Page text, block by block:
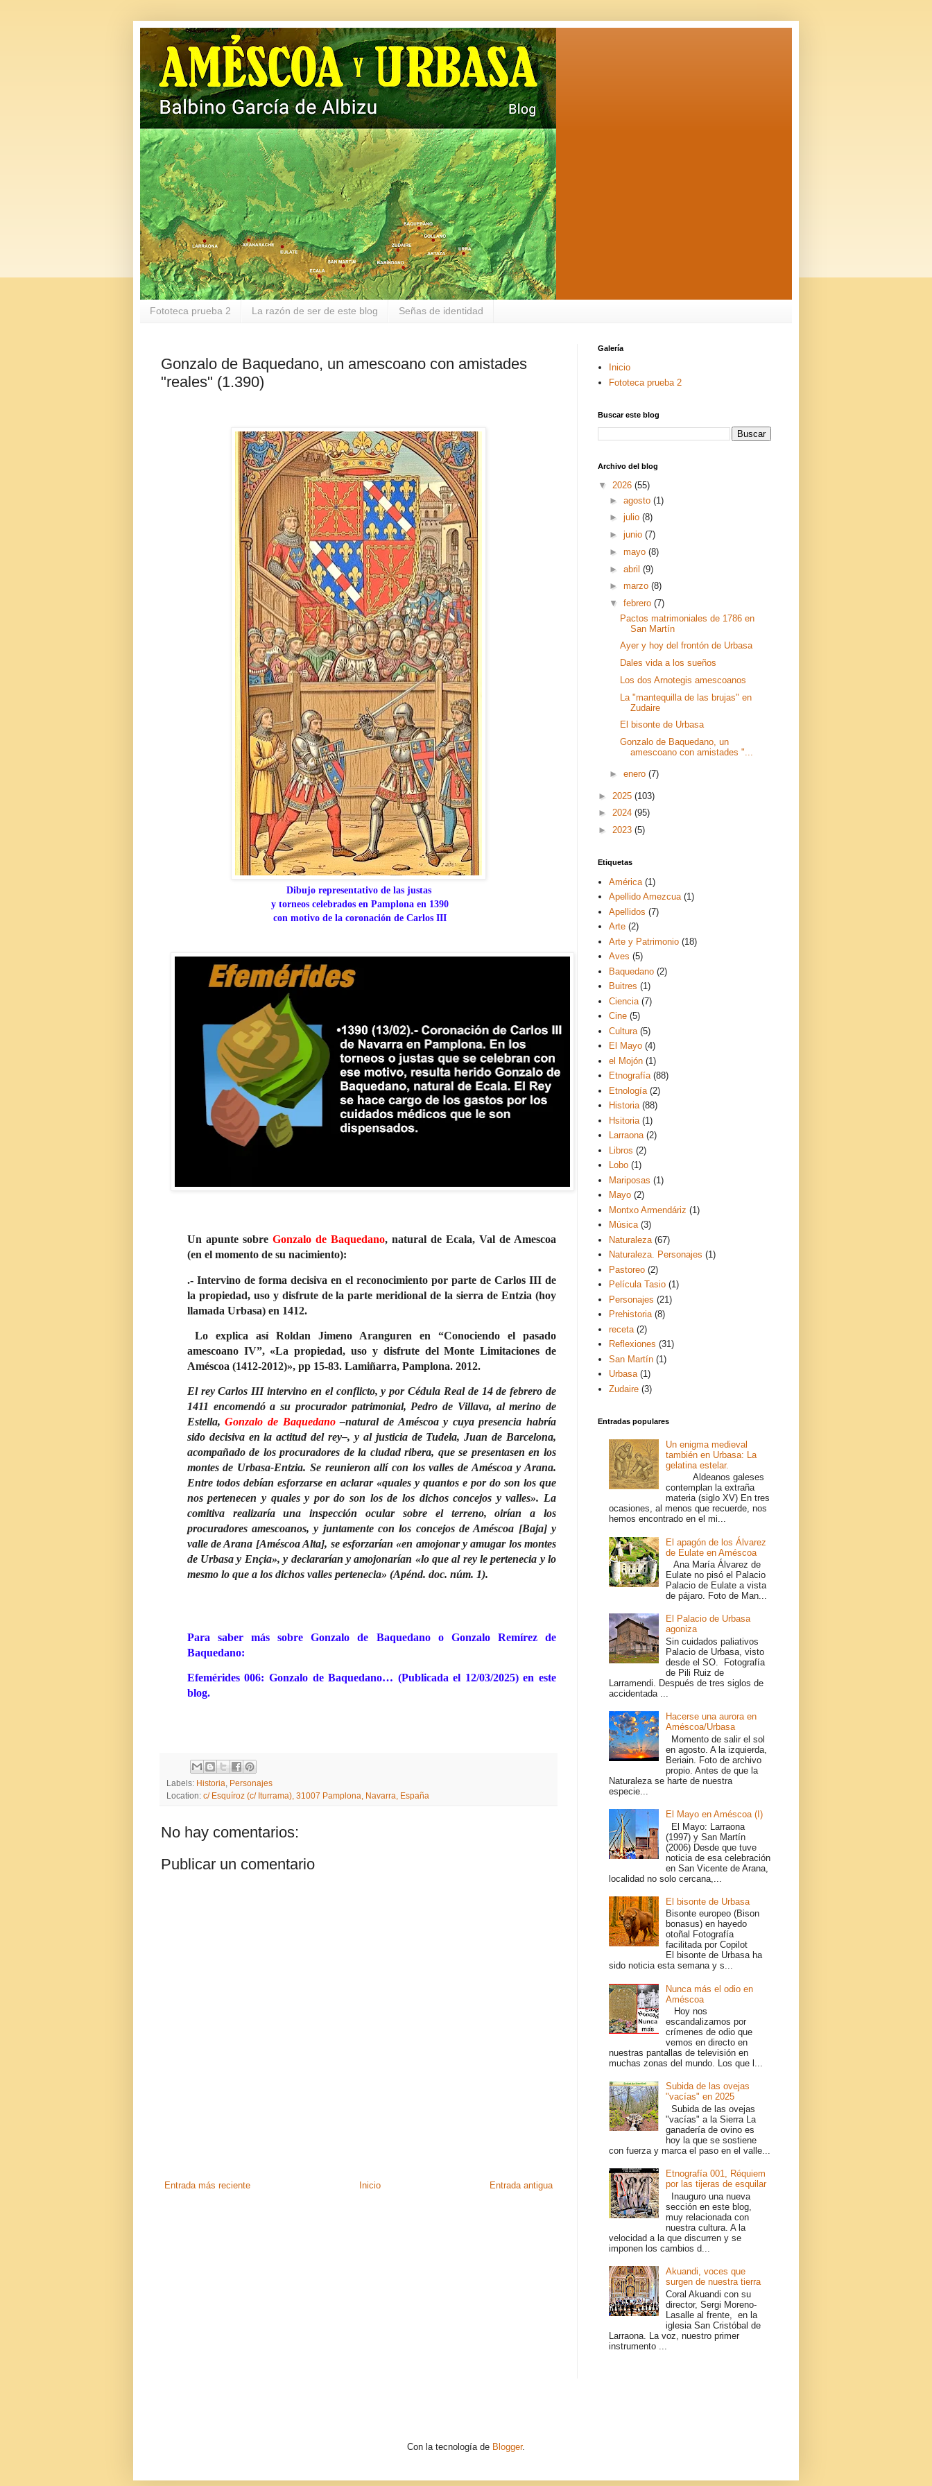
Fototeca prueba 2 La razón de ser de este blog Señas de identidad
Gonzalo de Baquedano, un amescoano con amistades
"reales" (1.390)
Dibujo representativo de las justas
y torneos celebrados en Pamplona en 1390
con motivo de la coronación de Carlos III
Un apunte sobre Gonzalo de Baquedano, natural de Ecala, Val de Amescoa
(en el momento de su nacimiento):
.- Intervino de forma decisiva en el reconocimiento por parte de Carlos III de
la propiedad, uso y disfrute de la parte meridional de la sierra de Entzia (hoy
llamada Urbasa) en 1412.
Lo explica así Roldan Jimeno Aranguren en “Conociendo el pasado
amescoano IV”, «La propiedad, uso y disfrute del Monte Limitaciones de
Améscoa (1412-2012)», pp 15-83. Lamiñarra, Pamplona. 2012.
El rey Carlos III intervino en el conflicto, y por Cédula Real de 14 de febrero de
1411 encomendó a su procurador patrimonial, Pedro de Villava, al merino de
Estella,Gonzalo de Baquedano–natural de Améscoa y cuya presencia habría
sido decisiva en la actitud del rey–, y al justicia de Tudela, Juan de Barcelona,
acompañado de los procuradores de la ciudad ribera, que se presentasen en los
montes de Urbasa-Entzia. Se reunieron allí con los valles de Améscoa y Arana.
Entre todos debían esforzarse en aclarar «quales y quantos e por do son los que
nos pertenecen y quales y por do son los de los dichos concejos y valles». La
comitiva realizaría una inspección ocular sobre el terreno, oirían a los
procuradores amescoanos, y juntamente con los concejos de Améscoa [Baja] y
valle de Arana [Améscoa Alta], se esforzarían «en amojonar y amugar los montes
de Urbasa y Ençia», y declararían y amojonarían «lo que al rey le pertenecia y lo
mesmo lo que a los dichos valles pertenecia» (Apénd. doc. núm. 1).
Para saber más sobre Gonzalo de Baquedano o Gonzalo Remírez de
Baquedano:
Efemérides 006: Gonzalo de Baquedano… (Publicada el 12/03/2025) en este
blog.
Labels: Historia
Personajes
Location: c/ Esquíroz (c/ Iturrama), 31007 Pamplona, Navarra, España
No hay comentarios:
Publicar un comentario
Entrada más reciente Entrada antigua
Inicio
Galería
Inicio
Fototeca prueba 2
Buscar este blog
Archivo del blog
▼ 2026 (55)
► agosto (1)
► julio (8)
► junio (7)
► mayo (8)
► abril (9)
► marzo (8)
▼ febrero (7)
Pactos matrimoniales de 1786 en
San Martín
Ayer y hoy del frontón de Urbasa
Dales vida a los sueños
Los dos Arnotegis amescoanos
La "mantequilla de las brujas" en
Zudaire
El bisonte de Urbasa
Gonzalo de Baquedano, un
amescoano con amistades "...
► enero (7)
► 2025 (103)
► 2024 (95)
► 2023 (5)
Etiquetas
América (1)
Apellido Amezcua (1)
Apellidos (7)
Arte (2)
Arte y Patrimonio (18)
Aves (5)
Baquedano (2)
Buitres (1)
Ciencia (7)
Cine (5)
Cultura (5)
El Mayo (4)
el Mojón (1)
Etnografía (88)
Etnología (2)
Historia (88)
Hsitoria (1)
Larraona (2)
Libros (2)
Lobo (1)
Mariposas (1)
Mayo (2)
Montxo Armendáriz (1)
Música (3)
Naturaleza (67)
Naturaleza. Personajes (1)
Pastoreo (2)
Película Tasio (1)
Personajes (21)
Prehistoria (8)
receta (2)
Reflexiones (31)
San Martín (1)
Urbasa (1)
Zudaire (3)
Entradas populares
Un enigma medieval
también en Urbasa: La
gelatina estelar.
Aldeanos galeses
contemplan la extraña
materia (siglo XV) En tres
ocasiones, al menos que recuerde, nos
hemos encontrado en el mi...
El apagón de los Álvarez
de Eulate en Améscoa
Ana María Álvarez de
Eulate no pisó el Palacio
Palacio de Eulate a vista
de pájaro. Foto de Man...
El Palacio de Urbasa
agoniza
Sin cuidados paliativos
Palacio de Urbasa, visto
desde el SO. Fotografía
de Pili Ruiz de
Larramendi. Después de tres siglos de
accidentada ...
Hacerse una aurora en
Améscoa/Urbasa
Momento de salir el sol
en agosto. A la izquierda,
Beriain. Foto de archivo
propio. Antes de que la
Naturaleza se harte de nuestra
especie...
El Mayo en Améscoa (I)
El Mayo: Larraona
(1997) y San Martín
(2006) Desde que tuve
noticia de esa celebración
en San Vicente de Arana,
localidad no solo cercana,...
El bisonte de Urbasa
Bisonte europeo (Bison
bonasus) en hayedo
otoñal Fotografía
facilitada por Copilot
El bisonte de Urbasa ha
sido noticia esta semana y s...
Nunca más el odio en
Améscoa
Hoy nos
escandalizamos por
crímenes de odio que
vemos en directo en
nuestras pantallas de televisión en
muchas zonas del mundo. Los que l...
Subida de las ovejas
"vacías" en 2025
Subida de las ovejas
"vacías" a la Sierra La
ganadería de ovino es
hoy la que se sostiene
con fuerza y marca el paso en el valle...
Etnografía 001, Réquiem
por las tijeras de esquilar
Inauguro una nueva
sección en este blog,
muy relacionada con
nuestra cultura. A la
velocidad a la que discurren y se
imponen los cambios d...
Akuandi, voces que
surgen de nuestra tierra
Coral Akuandi con su
director, Sergi Moreno-
Lasalle al frente, en la
iglesia San Cristóbal de
Larraona. La voz, nuestro primer
instrumento ...
Con la tecnología de Blogger.